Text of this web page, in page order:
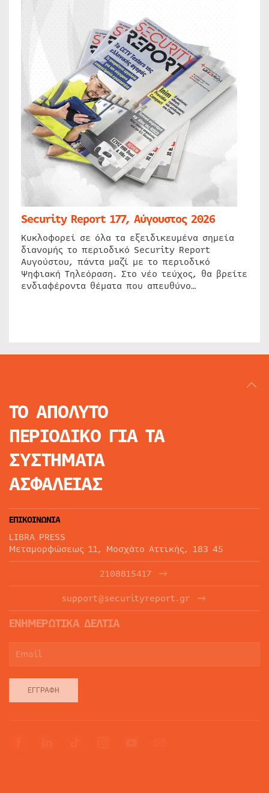
Security Report 177, Αύγουστος 2026
Κυκλοφορεί σε όλα τα εξειδικευμένα σημεία
διανομής το περιοδικό Security Report
Αυγούστου, πάντα μαζί με το περιοδικό
Ψηφιακή Τηλεόραση. Στο νέο τεύχος, θα βρείτε
ενδιαφέροντα θέματα που απευθύνο…
ΤΟ ΑΠΟΛΥΤΟ
ΠΕΡΙΟΔΙΚΟ ΓΙΑ ΤΑ
ΣΥΣΤΗΜΑΤΑ
ΑΣΦΑΛΕΙΑΣ
ΕΠΙΚΟΙΝΩΝΙΑ
LIBRA PRESS
Μεταμορφώσεως 11, Μοσχάτο Αττικής, 183 45
2108815417
support@securityreport.gr
ΕΝΗΜΕΡΩΤΙΚΑ ΔΕΛΤΙΑ
ΕΓΓΡΑΦΉ